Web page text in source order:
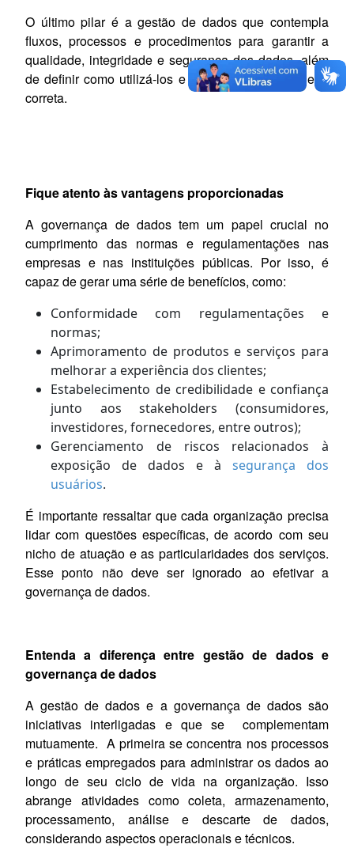
O último pilar é a gestão de dados que contempla
fluxos, processos e procedimentos para garantir a
qualidade, integridade e segurança dos dados, além
de definir como utilizá-los e descartá-los de maneira
correta.
Fique atento às vantagens proporcionadas
A governança de dados tem um papel crucial no
cumprimento das normas e regulamentações nas
empresas e nas instituições públicas. Por isso, é
capaz de gerar uma série de benefícios, como:
Conformidade com regulamentações e
normas;
Aprimoramento de produtos e serviços para
melhorar a experiência dos clientes;
Estabelecimento de credibilidade e confiança
junto aos stakeholders (consumidores,
investidores, fornecedores, entre outros);
Gerenciamento de riscos relacionados à
exposição de dados e à segurança dos
usuários.
É importante ressaltar que cada organização precisa
lidar com questões específicas, de acordo com seu
nicho de atuação e as particularidades dos serviços.
Esse ponto não deve ser ignorado ao efetivar a
governança de dados.
Entenda a diferença entre gestão de dados e
governança de dados
A gestão de dados e a governança de dados são
iniciativas interligadas e que se complementam
mutuamente. A primeira se concentra nos processos
e práticas empregados para administrar os dados ao
longo de seu ciclo de vida na organização. Isso
abrange atividades como coleta, armazenamento,
processamento, análise e descarte de dados,
considerando aspectos operacionais e técnicos.